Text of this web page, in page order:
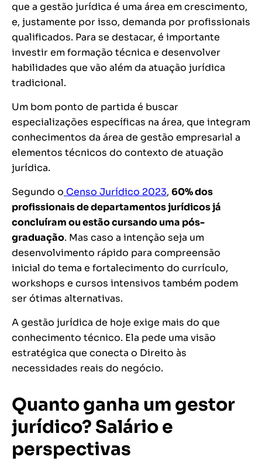
que a gestão jurídica é uma área em crescimento,
e, justamente por isso, demanda por profissionais
qualificados. Para se destacar, é importante
investir em formação técnica e desenvolver
habilidades que vão além da atuação jurídica
tradicional.
Um bom ponto de partida é buscar
especializações específicas na área, que integram
conhecimentos da área de gestão empresarial a
elementos técnicos do contexto de atuação
jurídica.
Segundo o Censo Jurídico 2023, 60% dos
profissionais de departamentos jurídicos já
concluíram ou estão cursando uma pós-
graduação. Mas caso a intenção seja um
desenvolvimento rápido para compreensão
inicial do tema e fortalecimento do currículo,
workshops e cursos intensivos também podem
ser ótimas alternativas.
A gestão jurídica de hoje exige mais do que
conhecimento técnico. Ela pede uma visão
estratégica que conecta o Direito às
necessidades reais do negócio.
Quanto ganha um gestor
jurídico? Salário e
perspectivas